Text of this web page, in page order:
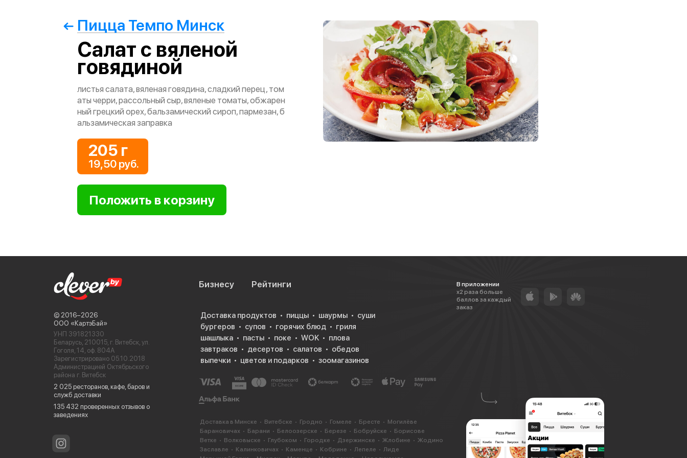
Пицца Темпо Минск
Салат с вяленой
говядиной
листья салата, вяленая говядина, сладкий перец, том
аты черри, рассольный сыр, вяленые томаты, обжарен
ный грецкий орех, бальзамический сироп, пармезан, б
альзамическая заправка
205 г
19,50 руб.
© 2016−2026
ООО «КартэБай»
УНП 391821330
Беларусь, 210015, г. Витебск, ул.
Гоголя, 14, оф. 804А
Зарегистрировано 05.10.2018
Администрацией Октябрьского
района г. Витебск
2 025 ресторанов, кафе, баров и
служб доставки
135 432 проверенных отзывов о
заведениях
Бизнесу Рейтинги
В приложении
х2 раза больше
баллов за каждый
заказ
Доставка продуктов пиццы шаурмы
суши
бургеров
супов горячих блюд
гриля
шашлыка
пасты поке WOK
плова
завтраков
десертов салатов
обедов
выпечки
цветов и подарков зоомагазинов
Доставка в Минске Витебске Гродно Гомеле Бресте
Могилёве
Барановичах
Барани Белоозерске Березе Бобруйске
Борисове
Ветке
Волковыске Глубоком Городке Дзержинске Жлобине
Жодино
Заславле
Калинковичах Каменце Кобрине Лепеле
Лиде